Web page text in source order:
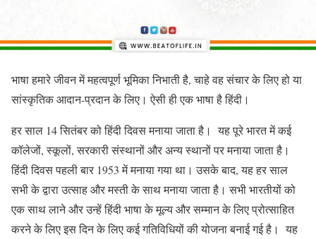
भाषा हमारे जीवन में महत्वपूर्ण भूमिका निभाती है, चाहे वह संचार के लिए हो या
सांस्कृतिक आदान-प्रदान के लिए। ऐसी ही एक भाषा है हिंदी।
हर साल 14 सितंबर को हिंदी दिवस मनाया जाता है। यह पूरे भारत में कई
कॉलेजों, स्कूलों, सरकारी संस्थानों और अन्य स्थानों पर मनाया जाता है।
हिंदी दिवस पहली बार 1953 में मनाया गया था। उसके बाद, यह हर साल
सभी के द्वारा उत्साह और मस्ती के साथ मनाया जाता है। सभी भारतीयों को
एक साथ लाने और उन्हें हिंदी भाषा के मूल्य और सम्मान के लिए प्रोत्साहित
करने के लिए इस दिन के लिए कई गतिविधियों की योजना बनाई गई है। यह